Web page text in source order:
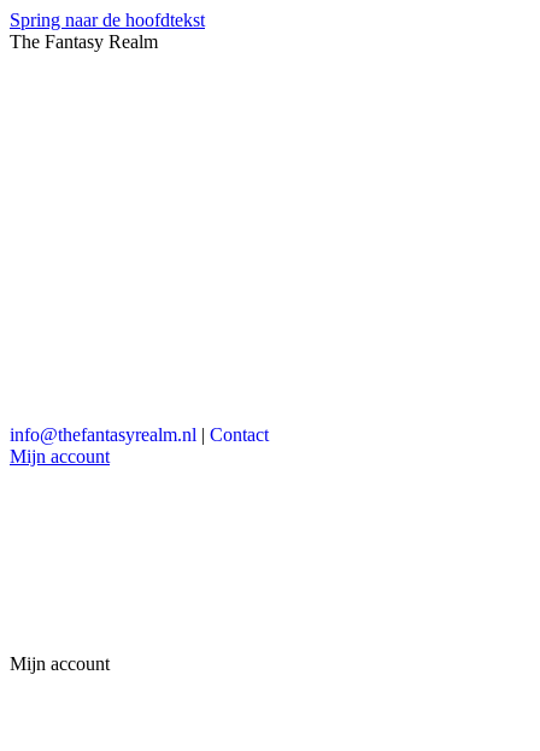
Spring naar de hoofdtekst
The Fantasy Realm
info@thefantasyrealm.nl | Contact
Mijn account
Mijn account